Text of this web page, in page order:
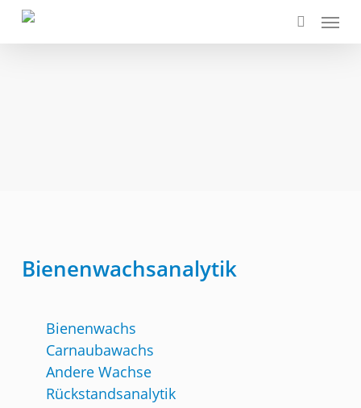
Skip
Menu
Bienenwachsanalytik
Bienenwachs
Carnaubawachs
Andere Wachse
Rückstandsanalytik